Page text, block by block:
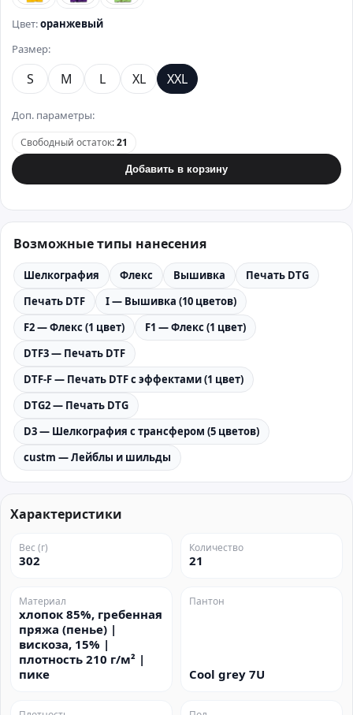
Цвет:оранжевый
Размер:
S M L XL XXL
Доп. параметры:
Свободный остаток:21
Добавить в корзину
Возможные типы нанесения
Шелкография Флекс Вышивка
Печать DTG
Печать DTF
I — Вышивка (10 цветов)
F2 — Флекс (1 цвет)
F1 — Флекс (1 цвет)
DTF3 — Печать DTF
DTF-F — Печать DTF с эффектами (1 цвет)
DTG2 — Печать DTG
D3 — Шелкография с трансфером (5 цветов)
custm — Лейблы и шильды
Характеристики
Вес (г)
302
Количество
21
Материал
хлопок 85%, гребенная
пряжа (пенье) |
вискоза, 15% |
плотность 210 г/м² |
пике
Пантон
Cool grey 7U